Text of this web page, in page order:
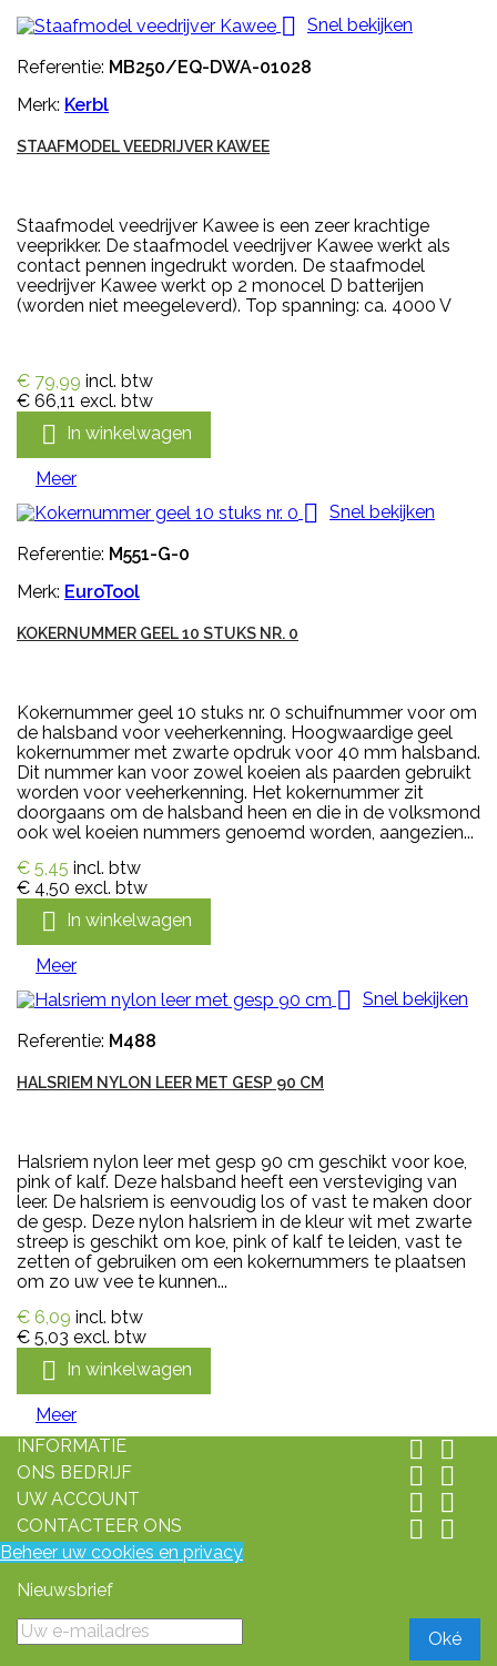
 Snel bekijken
Referentie: MB250/EQ-DWA-01028
Merk: Kerbl
STAAFMODEL VEEDRIJVER KAWEE
Staafmodel veedrijver Kawee is een zeer krachtige
veeprikker. De staafmodel veedrijver Kawee werkt als
contact pennen ingedrukt worden. De staafmodel
veedrijver Kawee werkt op 2 monocel D batterijen
(worden niet meegeleverd). Top spanning: ca. 4000 V
€ 79,99 incl. btw
€ 66,11 excl. btw
 In winkelwagen
Meer
 Snel bekijken
Referentie: M551-G-0
Merk: EuroTool
KOKERNUMMER GEEL 10 STUKS NR. 0
Kokernummer geel 10 stuks nr. 0 schuifnummer voor om
de halsband voor veeherkenning. Hoogwaardige geel
kokernummer met zwarte opdruk voor 40 mm halsband.
Dit nummer kan voor zowel koeien als paarden gebruikt
worden voor veeherkenning. Het kokernummer zit
doorgaans om de halsband heen en die in de volksmond
ook wel koeien nummers genoemd worden, aangezien...
€ 5,45 incl. btw
€ 4,50 excl. btw
 In winkelwagen
Meer
 Snel bekijken
Referentie: M488
HALSRIEM NYLON LEER MET GESP 90 CM
Halsriem nylon leer met gesp 90 cm geschikt voor koe,
pink of kalf. Deze halsband heeft een versteviging van
leer. De halsriem is eenvoudig los of vast te maken door
de gesp. Deze nylon halsriem in de kleur wit met zwarte
streep is geschikt om koe, pink of kalf te leiden, vast te
zetten of gebruiken om een kokernummers te plaatsen
om zo uw vee te kunnen...
€ 6,09 incl. btw
€ 5,03 excl. btw
 In winkelwagen
Meer
INFORMATIE
 
ONS BEDRIJF  
UW ACCOUNT  
CONTACTEER ONS  
Beheer uw cookies en privacy
Nieuwsbrief